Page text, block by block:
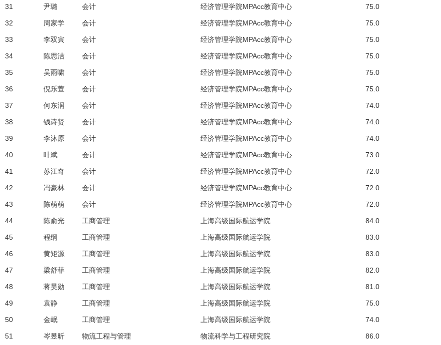
31 尹璐 会计 经济管理学院MPAcc教育中心 75.0
32 周家学 会计 经济管理学院MPAcc教育中心 75.0
33 李双寅 会计 经济管理学院MPAcc教育中心 75.0
34 陈思洁 会计 经济管理学院MPAcc教育中心 75.0
35 吴雨啸 会计 经济管理学院MPAcc教育中心 75.0
36 倪乐萱 会计 经济管理学院MPAcc教育中心 75.0
37 何东润 会计 经济管理学院MPAcc教育中心 74.0
38 钱诗贤 会计 经济管理学院MPAcc教育中心 74.0
39 李沐原 会计 经济管理学院MPAcc教育中心 74.0
40 叶斌 会计 经济管理学院MPAcc教育中心 73.0
41 苏江奇 会计 经济管理学院MPAcc教育中心 72.0
42 冯豪林 会计 经济管理学院MPAcc教育中心 72.0
43 陈萌萌 会计 经济管理学院MPAcc教育中心 72.0
44 陈俞光 工商管理 上海高级国际航运学院 84.0
45 程纲 工商管理 上海高级国际航运学院 83.0
46 黄矩源 工商管理 上海高级国际航运学院 83.0
47 梁舒菲 工商管理 上海高级国际航运学院 82.0
48 蒋昊勋 工商管理 上海高级国际航运学院 81.0
49 袁静 工商管理 上海高级国际航运学院 75.0
50 金岷 工商管理 上海高级国际航运学院 74.0
51 岑昱昕 物流工程与管理 物流科学与工程研究院 86.0